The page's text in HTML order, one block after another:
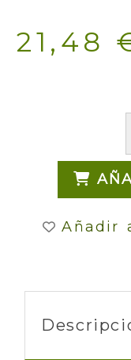
21,48
Añadir